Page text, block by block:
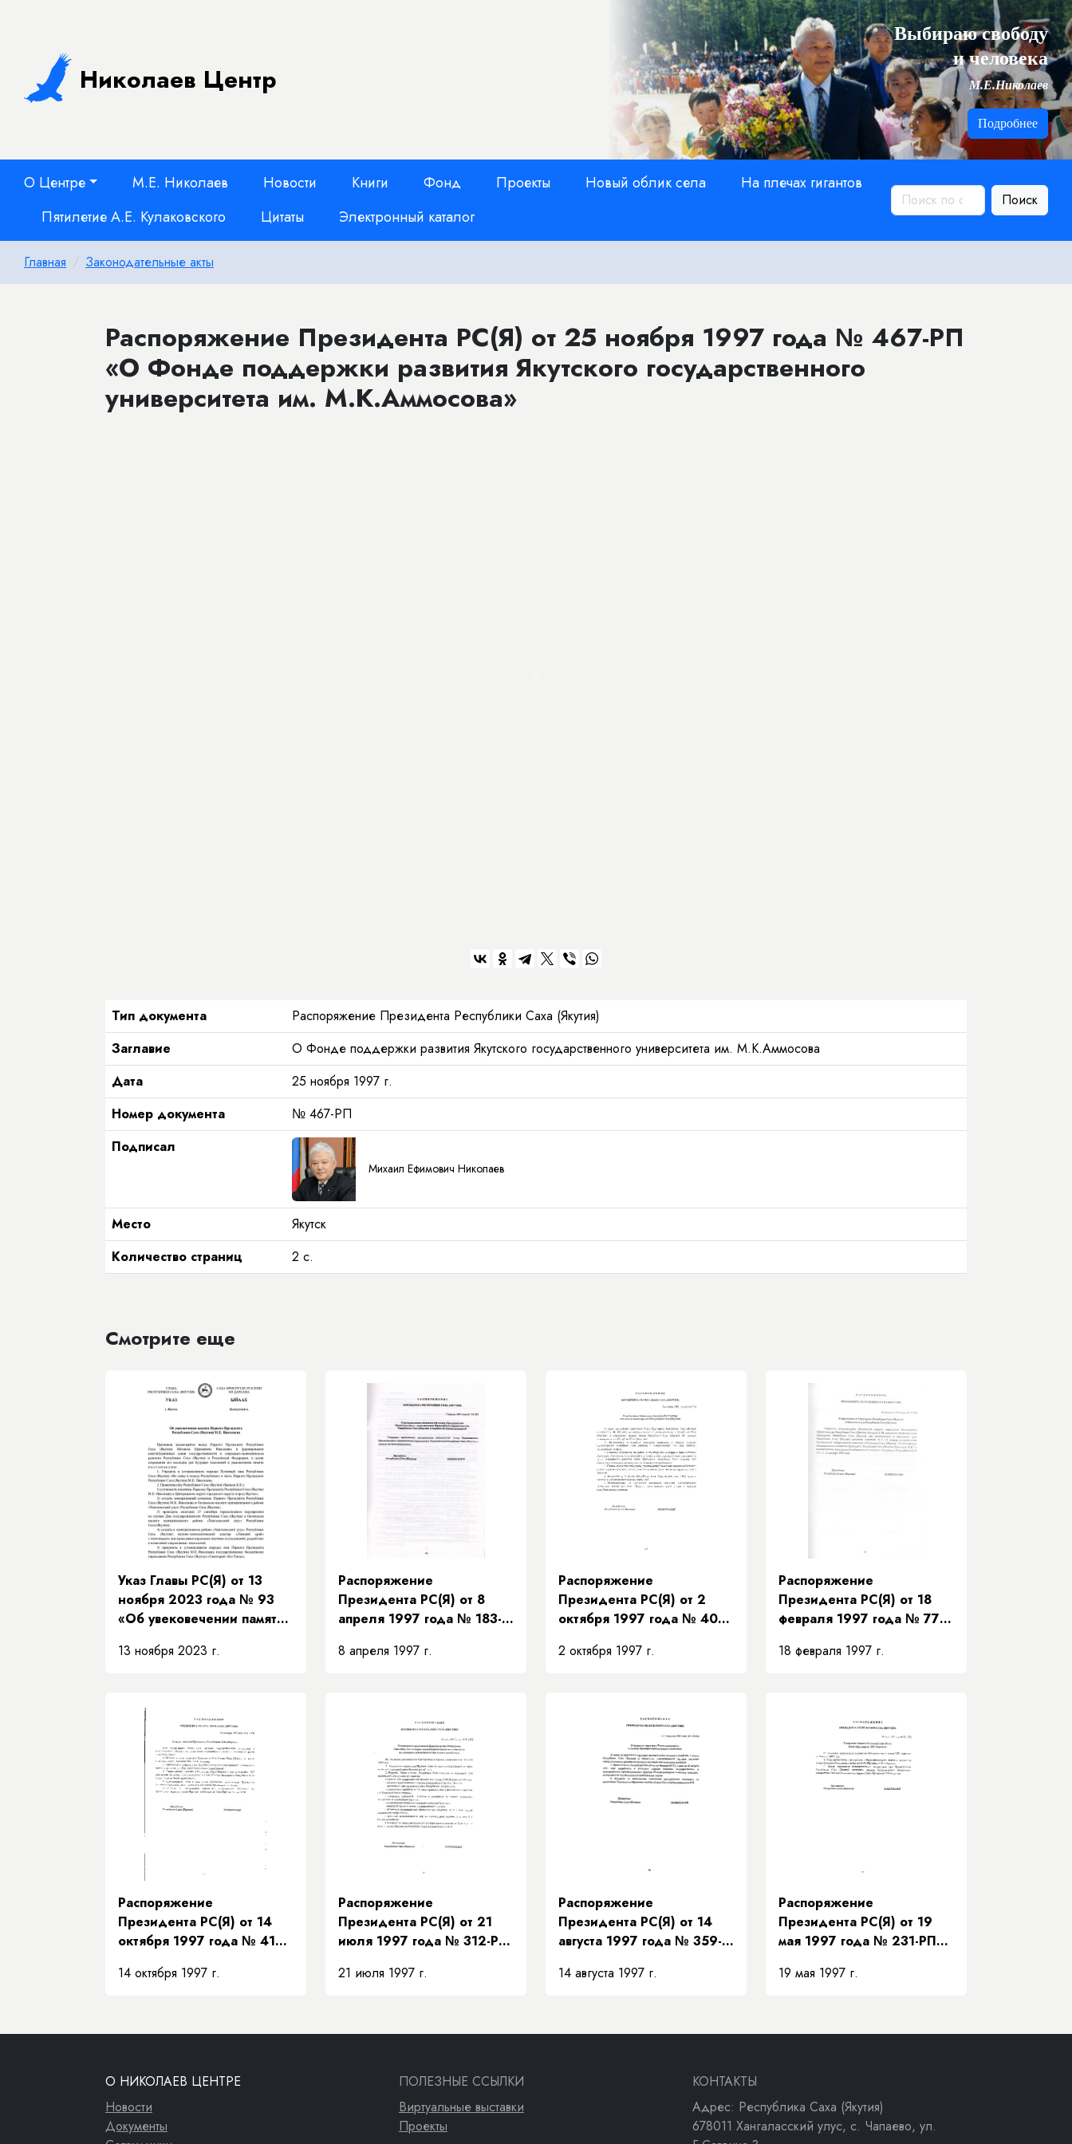
Николаев Центр
Выбираю свободу
и человека
М.Е.Николаев
Подробнее
О Центре М.Е. Николаев Новости Книги Фонд Проекты Новый облик села
На плечах гигантов
Пятилетие А.Е. Кулаковского
Цитаты Электронный каталог
Поиск
Главная Законодательные акты
Распоряжение Президента РС(Я) от 25 ноября 1997 года № 467-РП
«О Фонде поддержки развития Якутского государственного
университета им. М.К.Аммосова»
Тип документа
Распоряжение Президента Республики Саха (Якутия)
Заглавие
О Фонде поддержки развития Якутского государственного университета им. М.К.Аммосова
Дата
25 ноября 1997 г.
Номер документа
№ 467-РП
Подписал
Михаил Ефимович Николаев
Место
Якутск
Количество страниц
2 с.
Смотрите еще
Указ Главы РС(Я) от 13
ноября 2023 года № 93
«Об увековечении памяти
Республики Саха (Якутия)
13 ноября 2023 г.
Распоряжение
Президента РС(Я) от 8
апреля 1997 года № 183-
обязанностей между
Председателя
Правительства Республики
Саха (Якутия) и порядке
их взаимозамещений»
8 апреля 1997 г.
Распоряжение
Президента РС(Я) от 2
октября 1997 года № 409-
зональных совещаний с
Республики Саха (Якутия)»
2 октября 1997 г.
Распоряжение
Президента РС(Я) от 18
февраля 1997 года № 77-
Президента Республики
18 февраля 1997 г.
Распоряжение
Президента РС(Я) от 14
октября 1997 года № 419-
Президента Республики
14 октября 1997 г.
Распоряжение
Президента РС(Я) от 21
июля 1997 года № 312-РП
предложений
исполнения доходной
основании рекомендаций
21 июля 1997 г.
Распоряжение
Президента РС(Я) от 14
августа 1997 года № 359-
«Техкоммунэнерго» в
14 августа 1997 г.
Распоряжение
Президента РС(Я) от 19
мая 1997 года № 231-РП
Бестяхской нефтебазы
19 мая 1997 г.
О НИКОЛАЕВ ЦЕНТРЕ
Новости
Документы
ПОЛЕЗНЫЕ ССЫЛКИ
Виртуальные выставки
Проекты
КОНТАКТЫ
Адрес: Республика Саха (Якутия)
678011 Хангаласский улус, с. Чапаево, ул.